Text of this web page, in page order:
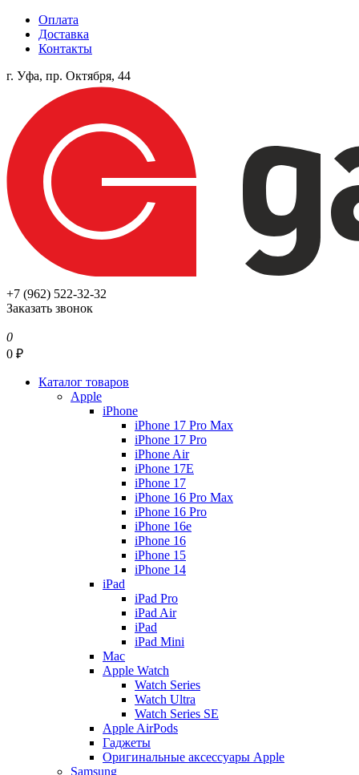
Оплата
Доставка
Контакты
г. Уфа, пр. Октября, 44
+7 (962) 522-32-32
Заказать звонок
0
0 ₽
Каталог товаров
Apple
iPhone
iPhone 17 Pro Max
iPhone 17 Pro
iPhone Air
iPhone 17E
iPhone 17
iPhone 16 Pro Max
iPhone 16 Pro
iPhone 16e
iPhone 16
iPhone 15
iPhone 14
iPad
iPad Pro
iPad Air
iPad
iPad Mini
Mac
Apple Watch
Watch Series
Watch Ultra
Watch Series SE
Apple AirPods
Гаджеты
Оригинальные аксессуары Apple
Samsung